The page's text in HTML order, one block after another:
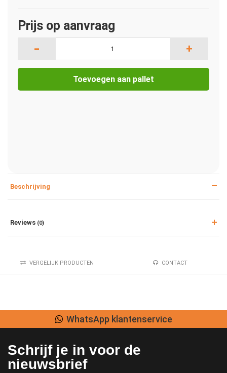
Prijs op aanvraag
- +
Toevoegen aan pallet
Beschrijving
Reviews (0)
VERGELIJK PRODUCTEN CONTACT
WhatsApp klantenservice
Schrijf je in voor de
nieuwsbrief